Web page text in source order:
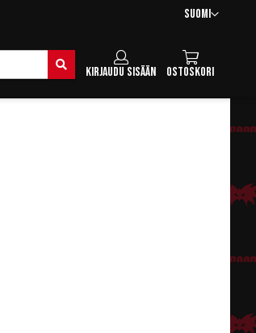
Kieli
Suomi
Ostoskori
Kirjaudu sisään